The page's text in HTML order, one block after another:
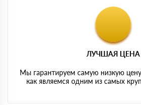
ЛУЧШАЯ ЦЕНА
Мы гарантируем самую низкую
как являемся одним из самых